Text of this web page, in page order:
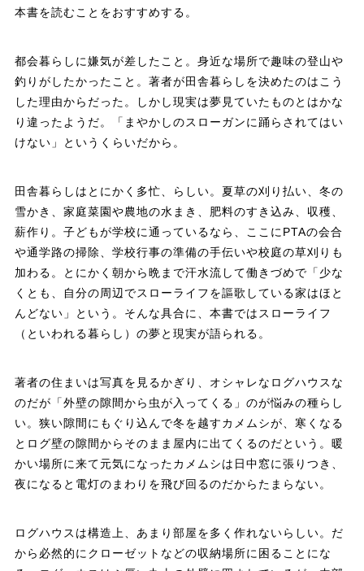
本書を読むことをおすすめする。
都会暮らしに嫌気が差したこと。身近な場所で趣味の登山や
釣りがしたかったこと。著者が田舎暮らしを決めたのはこう
した理由からだった。しかし現実は夢見ていたものとはかな
り違ったようだ。「まやかしのスローガンに踊らされてはい
けない」というくらいだから。
田舎暮らしはとにかく多忙、らしい。夏草の刈り払い、冬の
雪かき、家庭菜園や農地の水まき、肥料のすき込み、収穫、
薪作り。子どもが学校に通っているなら、ここにPTAの会合
や通学路の掃除、学校行事の準備の手伝いや校庭の草刈りも
加わる。とにかく朝から晩まで汗水流して働きづめで「少な
くとも、自分の周辺でスローライフを謳歌している家はほと
んどない」という。そんな具合に、本書ではスローライフ
（といわれる暮らし）の夢と現実が語られる。
著者の住まいは写真を見るかぎり、オシャレなログハウスな
のだが「外壁の隙間から虫が入ってくる」のが悩みの種らし
い。狭い隙間にもぐり込んで冬を越すカメムシが、寒くなる
とログ壁の隙間からそのまま屋内に出てくるのだという。暖
かい場所に来て元気になったカメムシは日中窓に張りつき、
夜になると電灯のまわりを飛び回るのだからたまらない。
ログハウスは構造上、あまり部屋を多く作れないらしい。だ
から必然的にクローゼットなどの収納場所に困ることにな